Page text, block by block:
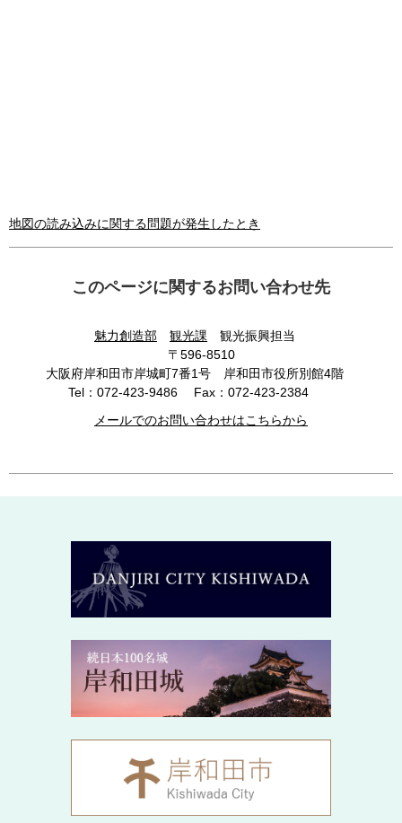
地図の読み込みに関する問題が発生したとき
このページに関するお問い合わせ先
魅力創造部 観光課
観光振興担当
〒596-8510
大阪府岸和田市岸城町7番1号 岸和田市役所別館4階
Tel：072-423-9486
Fax：072-423-2384
メールでのお問い合わせはこちらから